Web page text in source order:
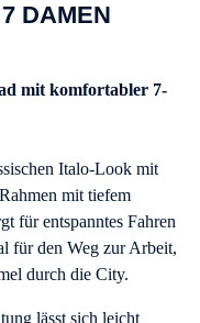
DAMEN
mit komfortabler 7-
Italo-Look mit
mit tiefem
für entspanntes Fahren
für den Weg zur Arbeit,
durch die City.
lässt sich leicht